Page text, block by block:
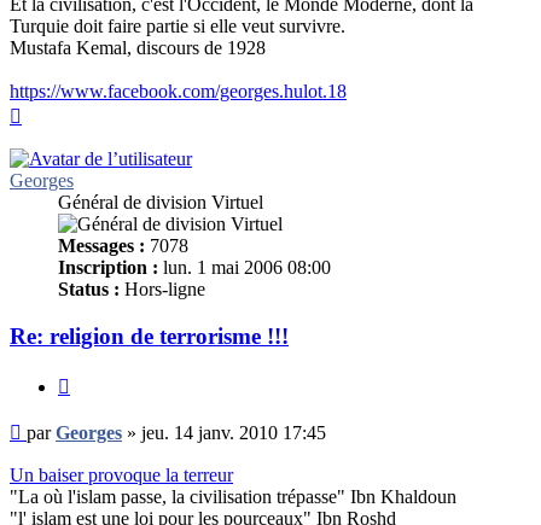
Et la civilisation, c'est l'Occident, le Monde Moderne, dont la
Turquie doit faire partie si elle veut survivre.
Mustafa Kemal, discours de 1928
https://www.facebook.com/georges.hulot.18
Georges
Général de division Virtuel
Messages : 7078
Inscription : lun. 1 mai 2006 08:00
Status : Hors-ligne
Re: religion de terrorisme !!!
Message
non
lu
parGeorges » jeu. 14 janv. 2010 17:45
Un baiser provoque la terreur
"La où l'islam passe, la civilisation trépasse" Ibn Khaldoun
"l' islam est une loi pour les pourceaux" Ibn Roshd